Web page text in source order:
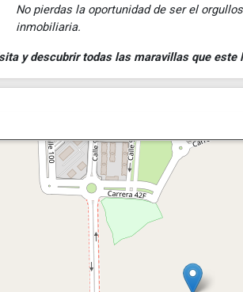
No pierdas la oportunidad de ser el
inmobiliaria.
y descubrir todas las maravillas que este